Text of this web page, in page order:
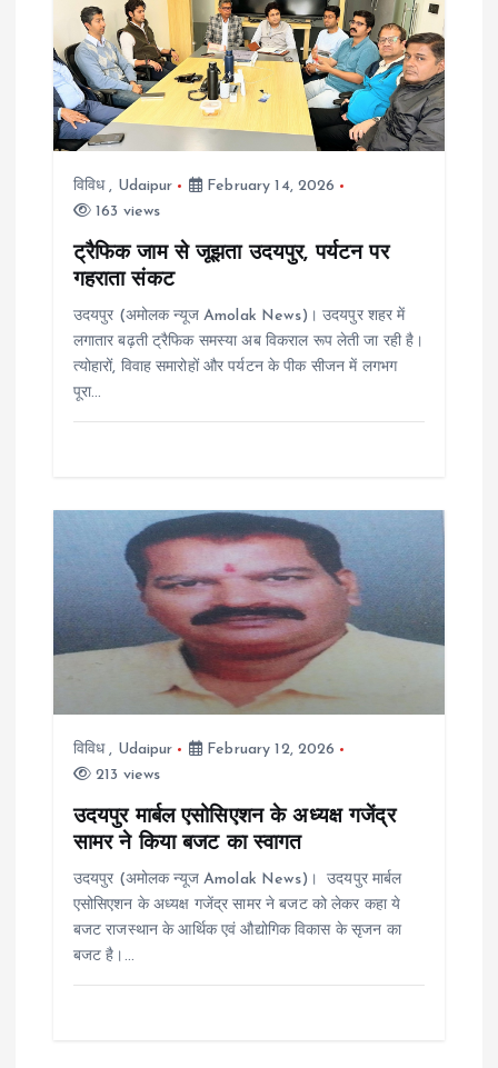
g
a
t
विविध, Udaipur
February 14, 2026
163 views
ट्रैफिक जाम से जूझता उदयपुर, पर्यटन पर
गहराता संकट
उदयपुर (अमोलक न्यूज Amolak News)। उदयपुर शहर में
लगातार बढ़ती ट्रैफिक समस्या अब विकराल रूप लेती जा रही है।
त्योहारों, विवाह समारोहों और पर्यटन के पीक सीजन में लगभग
पूरा…
विविध, Udaipur
February 12, 2026
213 views
उदयपुर मार्बल एसोसिएशन के अध्यक्ष गजेंद्र
सामर ने किया बजट का स्वागत
उदयपुर (अमोलक न्यूज Amolak News)। उदयपुर मार्बल
एसोसिएशन के अध्यक्ष गजेंद्र सामर ने बजट को लेकर कहा ये
बजट राजस्थान के आर्थिक एवं औद्योगिक विकास के सृजन का
बजट है।…